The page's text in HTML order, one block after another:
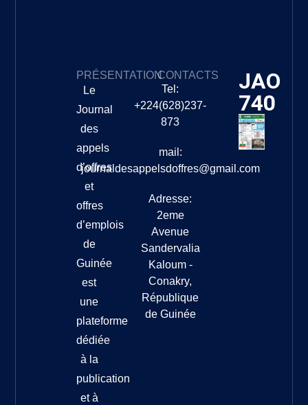
PRÉSENTATION
Le
Journal
des
appels
d’offres
et
offres
d’emplois
de
Guinée
est
une
plateforme
dédiée
à la
publication
et à
CONTACTS
Tel:
+224(628)237-
873
mail:
journaldesappelsdoffres@gmail.com
Adresse:
2eme
Avenue
Sandervalia
Kaloum -
Conakry,
République
de Guinée
JAO
740